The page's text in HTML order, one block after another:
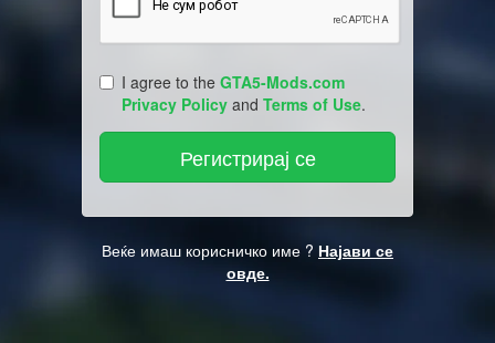
I agree to the GTA5-Mods.com
Privacy Policy and Terms of Use.
Веќе имаш корисничко име ? Најави се
овде.